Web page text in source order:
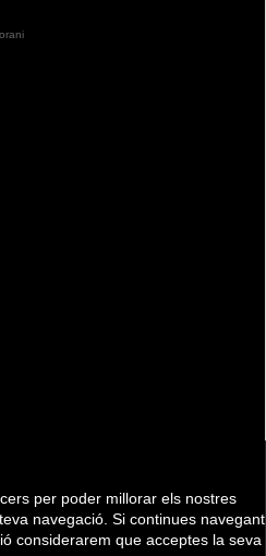
per poder millorar els nostres
navegació. Si continues navegant
considerarem que acceptes la seva